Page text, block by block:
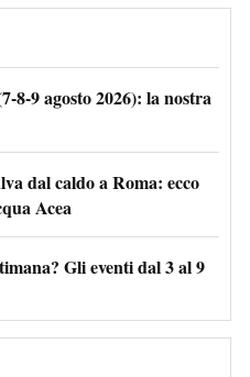
8-9 agosto 2026): la nostra
dal caldo a Roma: ecco
Acea
Gli eventi dal 3 al 9